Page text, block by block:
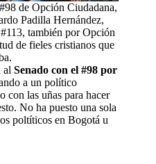
de Opción Ciudadana,
Padilla Hernández,
también por Opción
de fieles cristianos que
al Senado con el #98 por
a un político
con las uñas para hacer
No ha puesto una sola
poltíticos en Bogotá u